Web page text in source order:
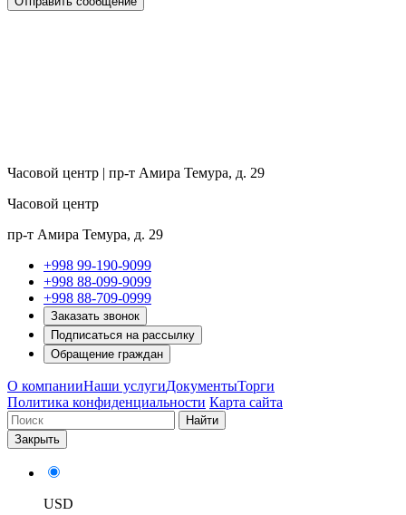
Часовой центр | пр-т Амира Темура, д. 29
Часовой центр
пр-т Амира Темура, д. 29
+998 99-190-9099
+998 88-099-9099
+998 88-709-0999
Заказать звонок
Подписаться на рассылку
Обращение граждан
О компанииНаши услугиДокументыТорги
Политика конфиденциальности Карта сайта
Найти
Закрыть
USD